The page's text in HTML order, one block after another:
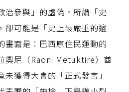
治參與」的虛偽。所謂「史
卻可能是「史上最嚴重的邊
畫面是：巴西原住民運動的
奧尼（Raoni Metuktire）酋
獲得大會的「正式發言」